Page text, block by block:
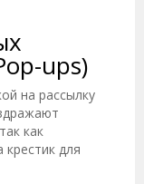
ups)
на рассылку
как
для